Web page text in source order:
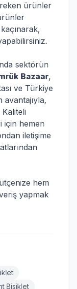
ürünler
sektörün
Bazaar,
ve Türkiye
avantajıyla,
için hemen
iletişime
hem
yapmak
Bisiklet